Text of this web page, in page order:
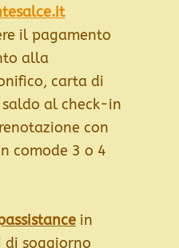
il pagamento
alla
carta di
al check-in
con
comode 3 o 4
in
soggiorno